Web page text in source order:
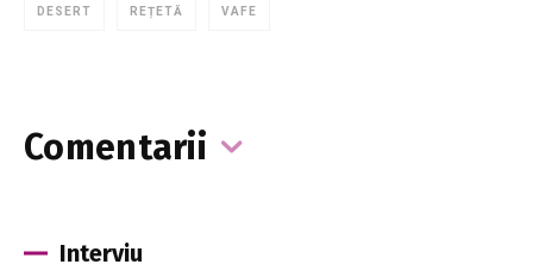
DESERT REȚETĂ VAFE
Comentarii
Interviu